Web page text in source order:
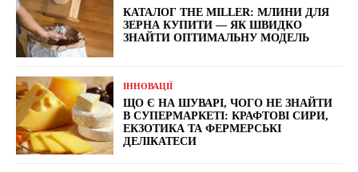
КАТАЛОГ THE MILLER: МЛИНИ ДЛЯ
ЗЕРНА КУПИТИ — ЯК ШВИДКО
ЗНАЙТИ ОПТИМАЛЬНУ МОДЕЛЬ
ІННОВАЦІЇ
ЩО Є НА ШУВАРІ, ЧОГО НЕ ЗНАЙТИ
В СУПЕРМАРКЕТІ: КРАФТОВІ СИРИ,
ЕКЗОТИКА ТА ФЕРМЕРСЬКІ
ДЕЛІКАТЕСИ